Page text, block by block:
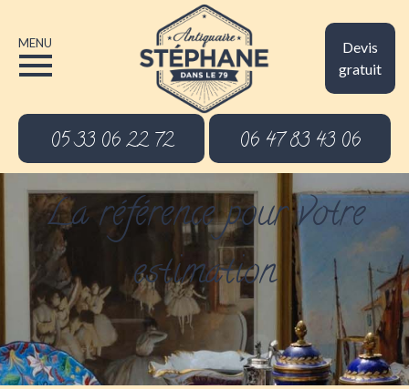
Devis
gratuit
MENU
05 33 06 22 72 06 47 83 43 06
La référence pour votre
estimation